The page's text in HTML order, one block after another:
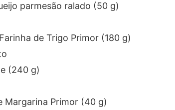
parmesão ralado (50 g)
de Trigo Primor (180 g)
(240 g)
Margarina Primor (40 g)